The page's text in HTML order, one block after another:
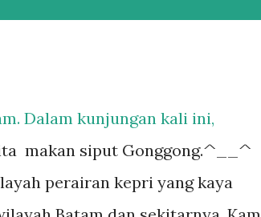
Dalam kunjungan kali ini,
makan siput Gonggong.^__^
perairan kepri yang kaya